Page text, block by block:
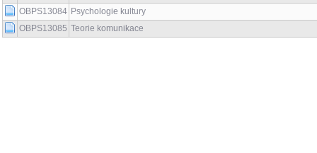
OBPS13084 Psychologie kultury
OBPS13085 Teorie komunikace